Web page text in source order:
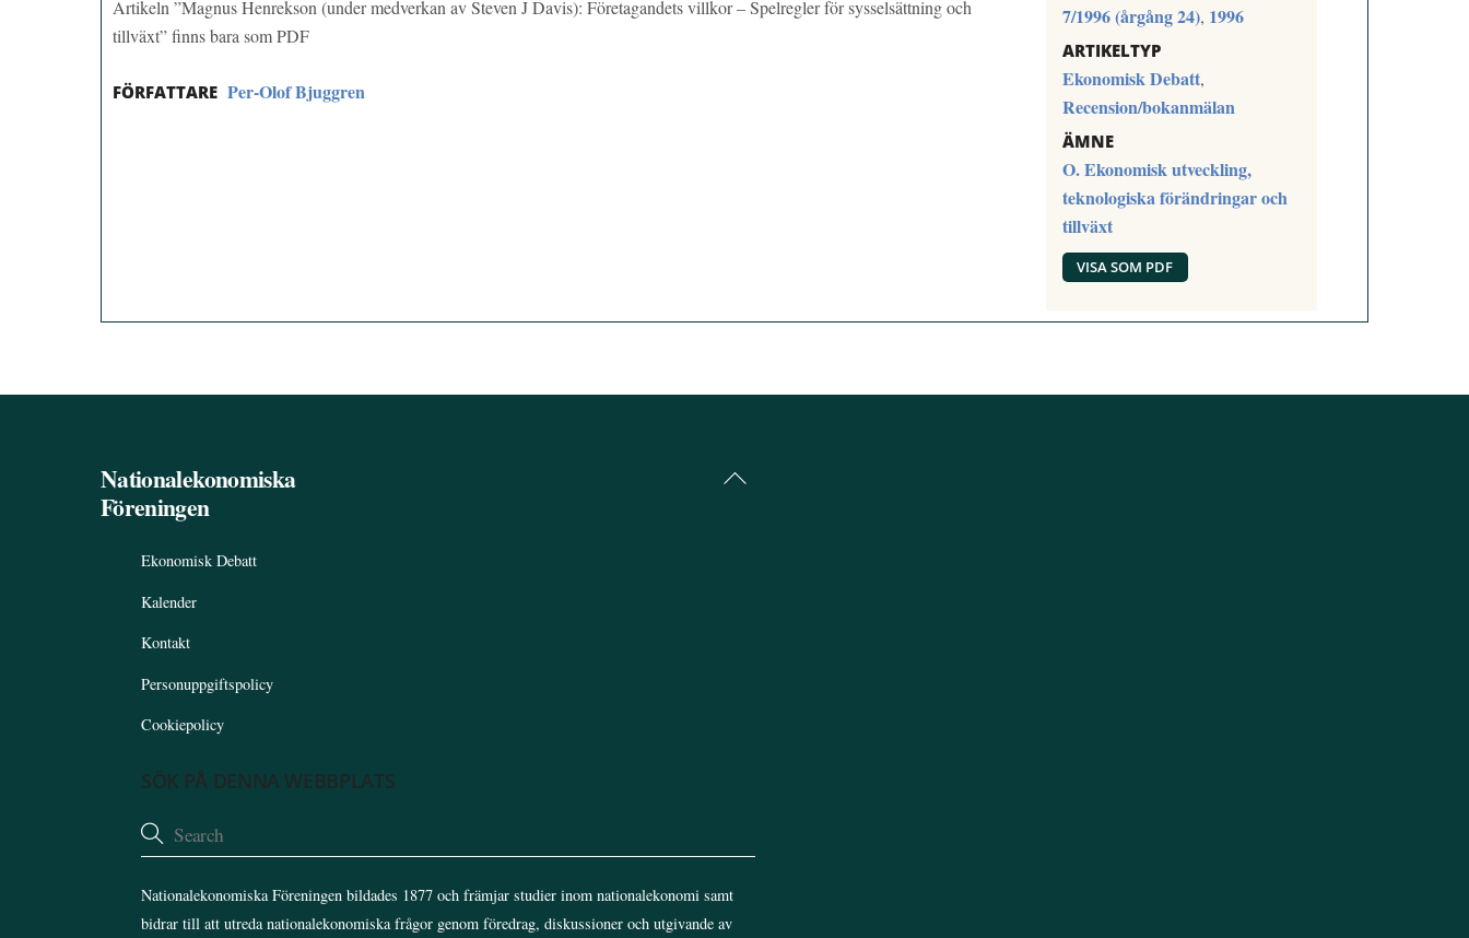
Artikeln ”Magnus Henrekson (under medverkan av Steven J Davis): Företagandets villkor – Spelregler för sysselsättning och
tillväxt” finns bara som PDF
FÖRFATTARE Per-Olof Bjuggren
7/1996 (årgång 24), 1996
ARTIKELTYP
Ekonomisk Debatt,
Recension/bokanmälan
ÄMNE
O. Ekonomisk utveckling,
teknologiska förändringar och
tillväxt
VISA SOM PDF
Back
Nationalekonomiska
Föreningen
Ekonomisk Debatt
Kalender
Kontakt
Personuppgiftspolicy
Cookiepolicy
SÖK PÅ DENNA WEBBPLATS
Nationalekonomiska Föreningen bildades 1877 och främjar studier inom nationalekonomi samt
bidrar till att utreda nationalekonomiska frågor genom föredrag, diskussioner och utgivande av